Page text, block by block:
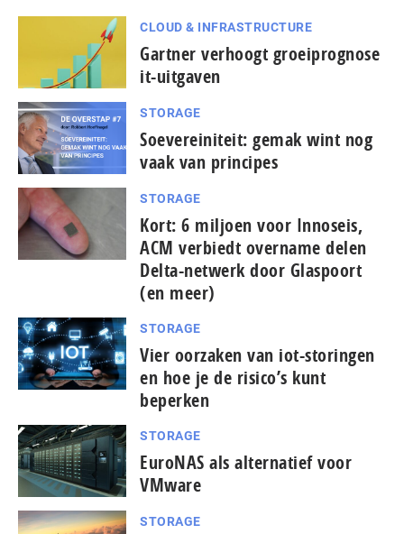
CLOUD & INFRASTRUCTURE
Gartner verhoogt groeiprognose
it-uitgaven
STORAGE
Soevereiniteit: gemak wint nog
vaak van principes
STORAGE
Kort: 6 miljoen voor Innoseis,
ACM verbiedt overname delen
Delta-netwerk door Glaspoort
(en meer)
STORAGE
Vier oorzaken van iot-storingen
en hoe je de risico’s kunt
beperken
STORAGE
EuroNAS als alternatief voor
VMware
STORAGE